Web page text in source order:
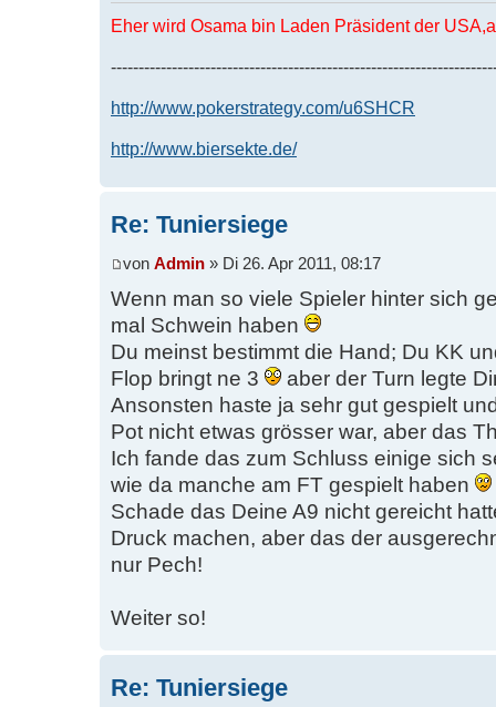
Eher wird Osama bin Laden Präsident der
http://www.pokerstrategy.com/u6SHCR
http://www.biersekte.de/
Re: Tuniersiege
von Admin » Di 26. Apr 2011, 08:17
Wenn man so viele Spieler hinter sich
mal Schwein haben
Du meinst bestimmt die Hand; Du KK
Flop bringt ne 3
aber der Turn legte
Ansonsten haste ja sehr gut gespielt
Pot nicht etwas grösser war, aber das
Ich fande das zum Schluss einige sich
wie da manche am FT gespielt haben
Schade das Deine A9 nicht gereicht
Druck machen, aber das der
nur Pech!
Weiter so!
Re: Tuniersiege